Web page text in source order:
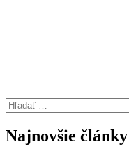
Hľadať:
Najnovšie články